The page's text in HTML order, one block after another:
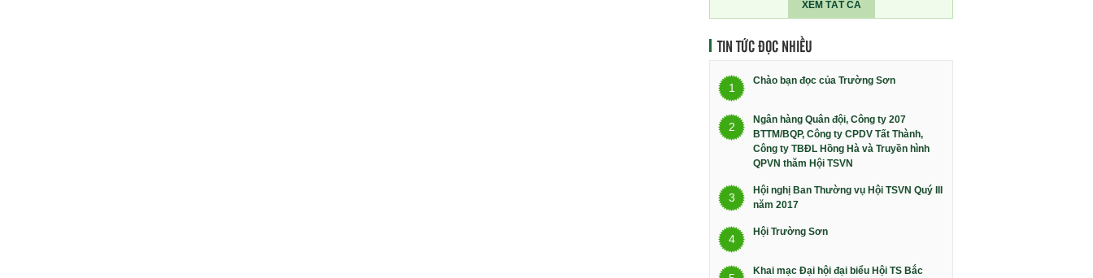
XEM TẤT CẢ
TIN TỨC ĐỌC NHIỀU
1
Chào bạn đọc của Trường Sơn
2
Ngân hàng Quân đội, Công ty 207
BTTM/BQP, Công ty CPDV Tất Thành,
Công ty TBĐL Hồng Hà và Truyền hình
QPVN thăm Hội TSVN
3
Hội nghị Ban Thường vụ Hội TSVN Quý III
năm 2017
4
Hội Trường Sơn
Khai mạc Đại hội đại biểu Hội TS Bắc